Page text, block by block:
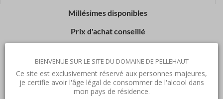
BIENVENUE SUR LE SITE DU DOMAINE DE PELLEHAUT
Ce site est exclusivement réservé aux personnes majeures,
je certifie avoir l'âge légal de consommer de l'alcool dans
mon pays de résidence.
Millésimes disponibles
Prix d'achat conseillé
Nos dernières récompenses